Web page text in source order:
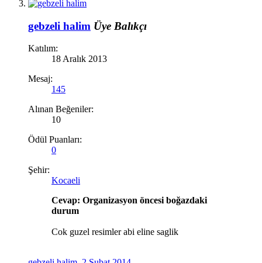
gebzeli halim Üye Balıkçı
Katılım:
18 Aralık 2013
Mesaj:
145
Alınan Beğeniler:
10
Ödül Puanları:
0
Şehir:
Kocaeli
Cevap: Organizasyon öncesi boğazdaki
durum
Cok guzel resimler abi eline saglik